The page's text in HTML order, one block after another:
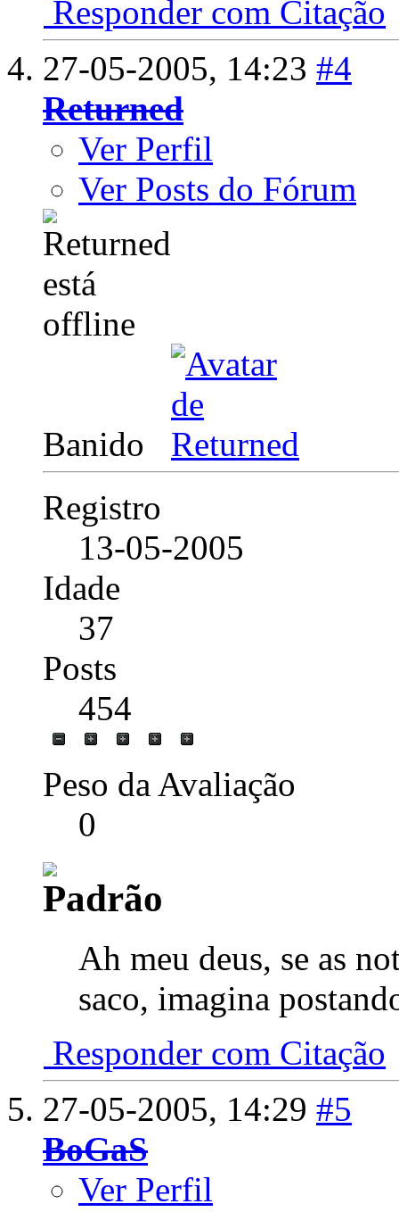
Responder com Citação
27-05-2005, 14:23 #4
Returned
Ver Perfil
Ver Posts do Fórum
Banido
Registro
13-05-2005
Idade
37
Posts
454
Peso da Avaliação
0
Ah meu deus, se as
saco, imagina
Responder com Citação
27-05-2005, 14:29 #5
BoGaS
Ver Perfil